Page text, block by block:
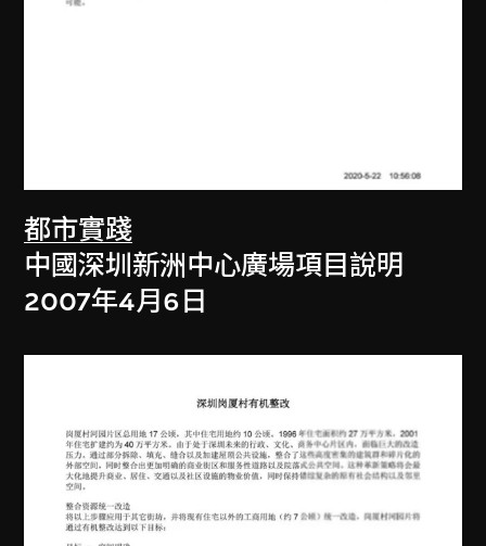
都市實踐
中國深圳新洲中心廣場項目說明
2007年4月6日